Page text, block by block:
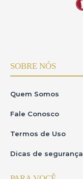
SOBRE NÓS
Quem Somos
Fale Conosco
Termos de Uso
Dicas de segurança